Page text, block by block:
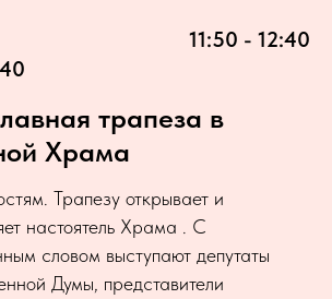
11:50 - 12:40
трапеза в
Храма
Трапезу открывает и
настоятель Храма . С
словом выступают депутаты
Думы, представители